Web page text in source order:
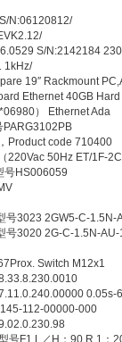
N:06120812/
S/N:2142184
1kHz/
19″ Rackmount
Ethernet 40GB
） Ethernet Ada
PARG3102PB
Product code 710400
220Vac 50Hz ET/1F-
号HS006059
号3023 2GW5-C-1.5N-
号3020 2G-C-1.5N-AU-
Switch M12x1
0.05s-
112-00000-000
号F1 L／H：90 R 1：